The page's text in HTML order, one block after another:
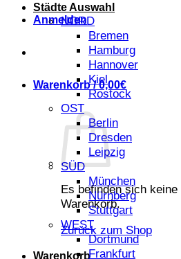
Anmelden
Warenkorb /0,00€
Es befinden sich
Warenkorb.
Zurück zum Shop
Warenkorb
Städte Auswahl
NORD
Bremen
Hamburg
Hannover
Kiel
Rostock
OST
Berlin
Dresden
Leipzig
SÜD
München
Nürnberg
Stuttgart
WEST
Dortmund
Frankfurt